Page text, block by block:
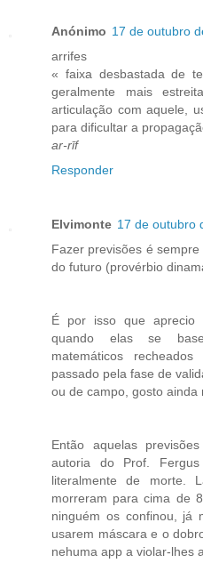
Anónimo 17 de outubro
arrifes
« faixa desbastada de
geralmente mais
articulação com aquele,
para dificultar a
ar-rīf
Responder
Elvimonte 17 de outubro
Fazer previsões é
do futuro (provérbio
É por isso que aprecio
quando elas se
matemáticos
passado pela fase de
ou de campo, gosto ainda
Então aquelas
autoria do Prof. Fergus
literalmente de morte.
morreram para cima de
ninguém os confinou, já
usarem máscara e o
nehuma app a violar-lhes